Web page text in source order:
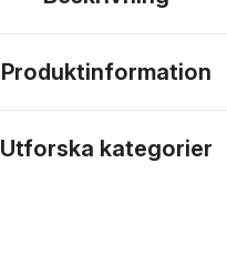
Produktinformation
Utforska kategorier